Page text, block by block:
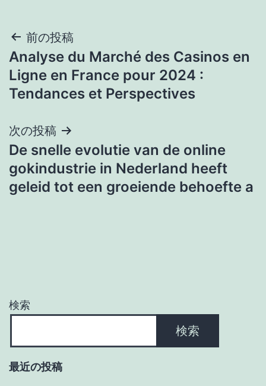
投
稿
ナ
ビ
ゲ
ー
シ
前の投稿
Analyse du Marché des Casinos en
Ligne en France pour 2024 :
Tendances et Perspectives
次の投稿
De snelle evolutie van de online
gokindustrie in Nederland heeft
geleid tot een groeiende behoefte a
検索
検索
最近の投稿